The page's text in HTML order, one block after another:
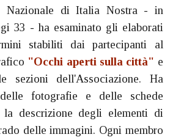
Nazionale di Italia Nostra - in
33 - ha esaminato gli elaborati
stabiliti dai partecipanti al
"Occhi aperti sulla città" e
sezioni dell'Associazione. Ha
fotografie e delle schede
la descrizione degli elementi di
delle immagini. Ogni membro